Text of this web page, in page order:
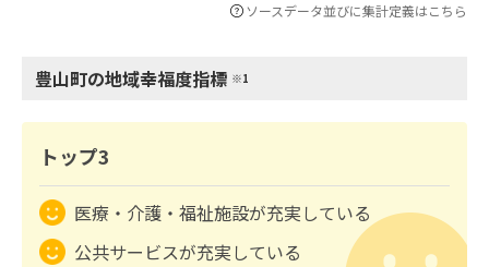
ソースデータ並びに集計定義はこちら
豊山町の地域幸福度指標 ※1
トップ3
医療・介護・福祉施設が充実している
公共サービスが充実している